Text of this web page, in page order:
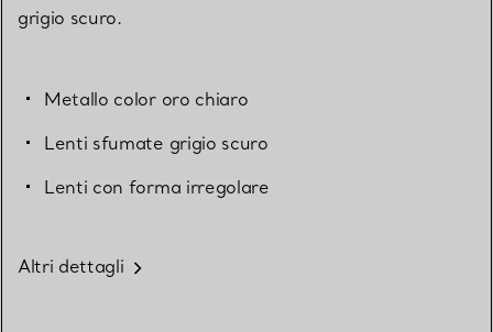
grigio scuro.
Metallo color oro chiaro
Lenti sfumate grigio scuro
Lenti con forma irregolare
Altri dettagli